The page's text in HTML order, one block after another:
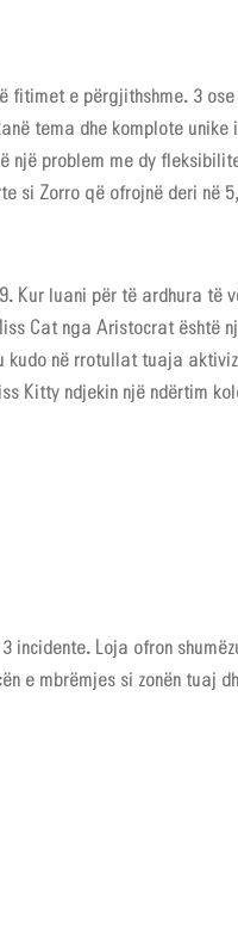
e përgjithshme. 3
tema dhe komplote unike
një problem me dy
si Zorro që ofrojnë deri në
Kur luani për të ardhura të
Cat nga Aristocrat është
në rrotullat tuaja
Kitty ndjekin një ndërtim
Loja ofron
e mbrëmjes si zonën tuaj